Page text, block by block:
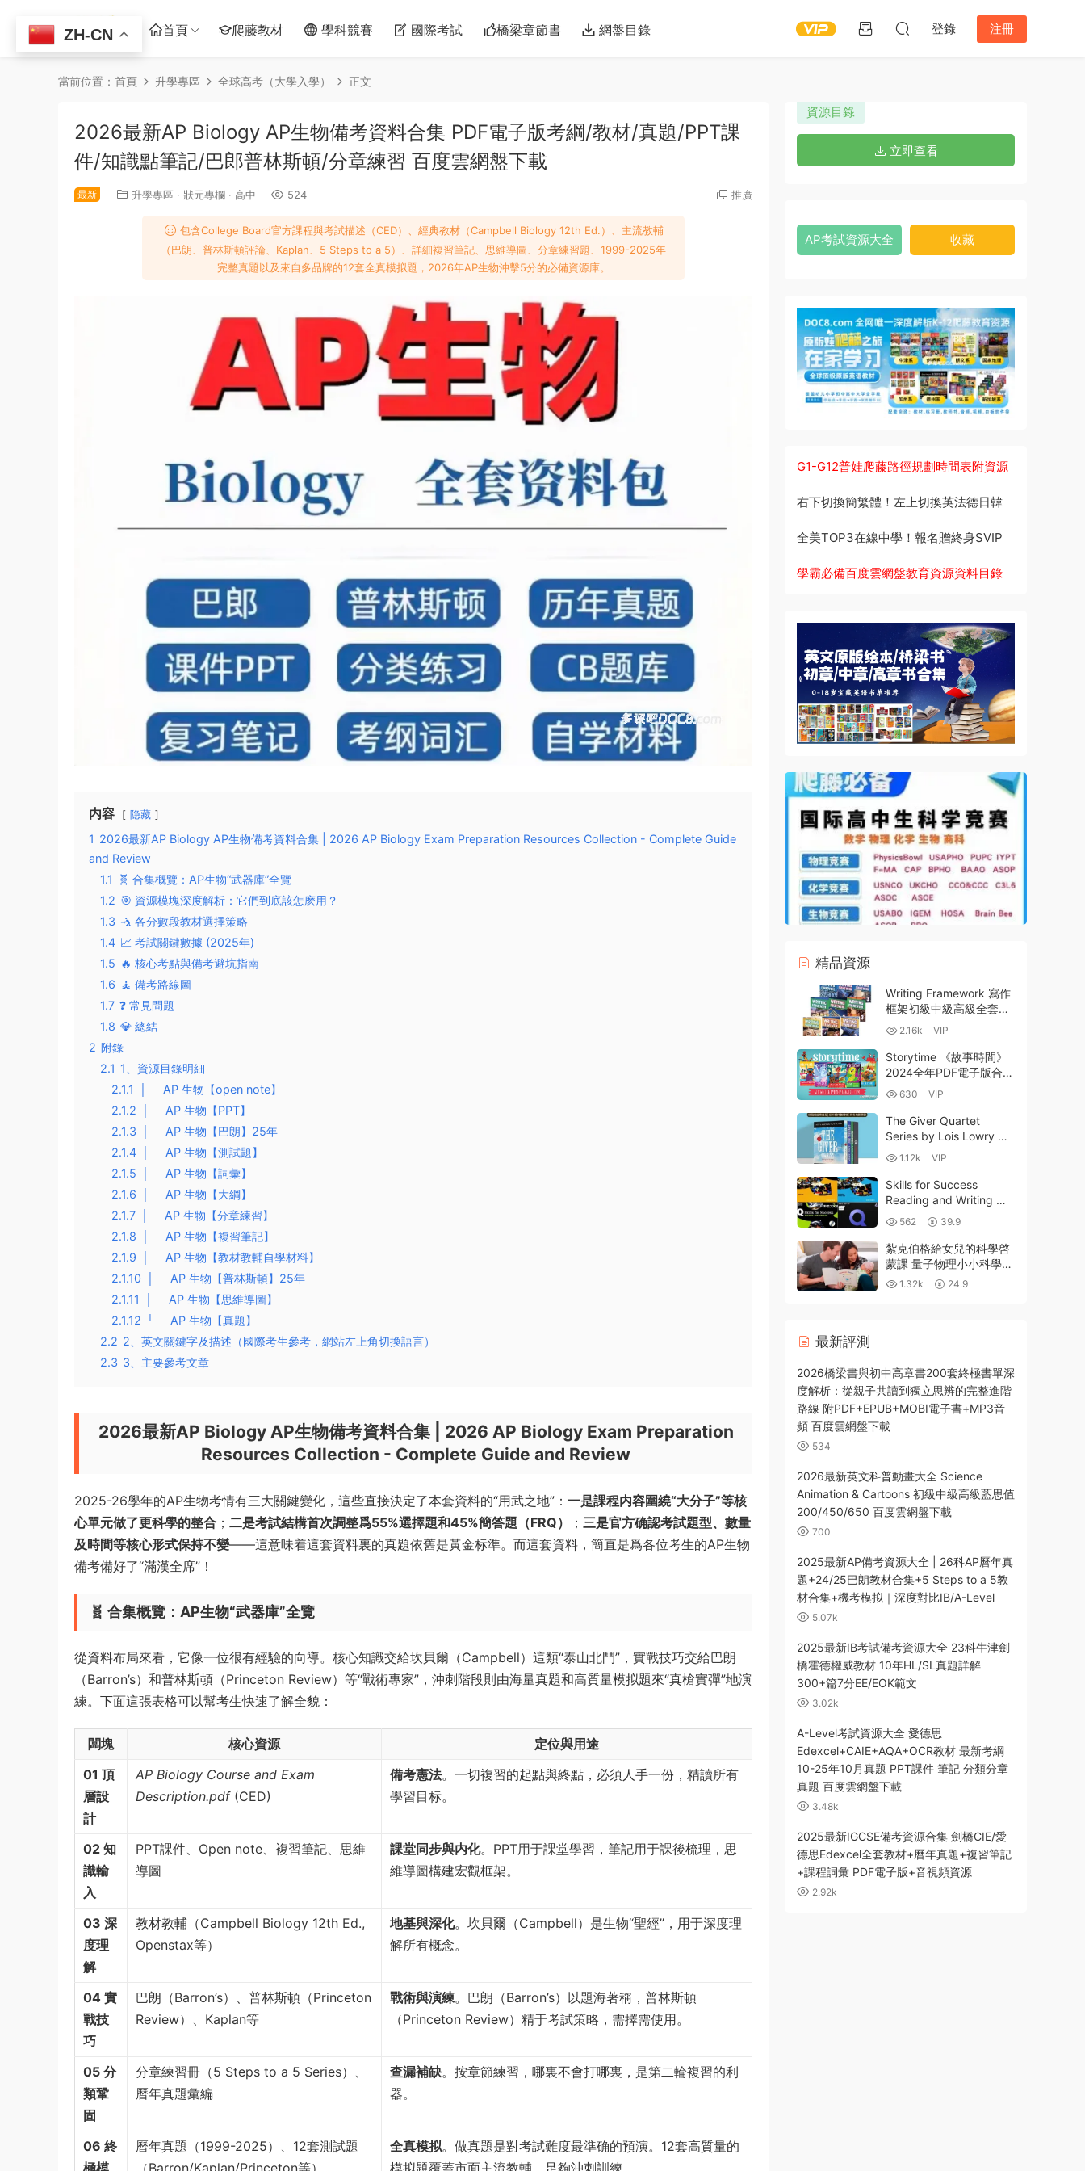
首頁 爬藤教材 學科競賽 國際考試 橋梁章節書 網盤目錄 登錄 注冊
當前位置： 首頁 升學專區 全球高考（大學入學） 正文
2026最新AP Biology AP生物備考資料合集 PDF電子版考綱/教材/真題/PPT課
件/知識點筆記/巴郎普林斯頓/分章練習 百度雲網盤下載
最新 升學專區 · 狀元專欄 · 高中 524 推廣
包含College Board官方課程與考試描述（CED）、經典教材（Campbell Biology 12th Ed.）、主流教輔
（巴朗、普林斯頓評論、Kaplan、5 Steps to a 5）、詳細複習筆記、思維導圖、分章練習題、1999-2025年
完整真題以及來自多品牌的12套全真模拟題，2026年AP生物沖擊5分的必備資源庫。
内容 隐藏
1 2026最新AP Biology AP生物備考資料合集 | 2026 AP Biology Exam Preparation Resources Collection - Complete Guide
and Review
1.1
🧬 合集概覽：AP生物“武器庫”全覽
1.2 🎯 資源模塊深度解析：它們到底該怎麽用？
1.3 🤺 各分數段教材選擇策略
1.4 📈 考試關鍵數據 (2025年)
1.5 🔥 核心考點與備考避坑指南
1.6 🧘 備考路線圖
1.7 ❓ 常見問題
1.8 💎 總結
2 附錄
2.1 1、資源目錄明細
2.1.1
├──AP 生物【open note】
2.1.2
├──AP 生物【PPT】
2.1.3
├──AP 生物【巴朗】25年
2.1.4
├──AP 生物【測試題】
2.1.5
├──AP 生物【詞彙】
2.1.6
├──AP 生物【大綱】
2.1.7
├──AP 生物【分章練習】
2.1.8
├──AP 生物【複習筆記】
2.1.9
├──AP 生物【教材教輔自學材料】
2.1.10
├──AP 生物【普林斯頓】25年
2.1.11
├──AP 生物【思維導圖】
2.1.12
└──AP 生物【真題】
2.2 2、英文關鍵字及描述（國際考生參考，網站左上角切換語言）
2.3 3、主要參考文章
2026最新AP Biology AP生物備考資料合集 | 2026 AP Biology Exam Preparation
Resources Collection - Complete Guide and Review
2025-26學年的AP生物考情有三大關鍵變化，這些直接決定了本套資料的“用武之地”： 一是課程内容圍繞“大分子”等核
心單元做了更科學的整合 ； 二是考試結構首次調整爲55%選擇題和45%簡答題（FRQ） ； 三是官方确認考試題型、數量
及時間等核心形式保持不變——這意味着這套資料裏的真題依舊是黃金标準。而這套資料，簡直是爲各位考生的AP生物
備考備好了“滿漢全席”！
🧬 合集概覽：AP生物“武器庫”全覽
從資料布局來看，它像一位很有經驗的向導。核心知識交給坎貝爾（Campbell）這類“泰山北鬥”，實戰技巧交給巴朗
（Barron’s）和普林斯頓（Princeton Review）等“戰術專家”，沖刺階段則由海量真題和高質量模拟題來“真槍實彈”地演
練。下面這張表格可以幫考生快速了解全貌：
闆塊 核心資源
定位與用途
01 頂
層設
計
AP Biology Course and Exam
Description.pdf(CED)
備考憲法。一切複習的起點與終點，必須人手一份，精讀所有
學習目标。
02 知
識輸
入
PPT課件、Open note、複習筆記、思維
導圖
課堂同步與内化。PPT用于課堂學習，筆記用于課後梳理，思
維導圖構建宏觀框架。
03 深
度理
解
教材教輔（Campbell Biology 12th Ed.,
Openstax等）
地基與深化。坎貝爾（Campbell）是生物“聖經”，用于深度理
解所有概念。
04 實
戰技
巧
巴朗（Barron’s）、普林斯頓（Princeton
Review）、Kaplan等
戰術與演練。巴朗（Barron’s）以題海著稱，普林斯頓
（Princeton Review）精于考試策略，需擇需使用。
05 分
類鞏
固
分章練習冊（5 Steps to a 5 Series）、
曆年真題彙編
查漏補缺。按章節練習，哪裏不會打哪裏，是第二輪複習的利
器。
06 終
極模
曆年真題（1999-2025）、12套測試題
（Barron/Kaplan/Princeton等）
全真模拟。做真題是對考試難度最準确的預演。12套高質量的
模拟題覆蓋市面主流教輔，足夠沖刺訓練。
資源目錄
立即查看
AP考試資源大全 收藏
G1-G12普娃爬藤路徑規劃時間表附資源
右下切換簡繁體！左上切換英法德日韓
全美TOP3在線中學！報名贈終身SVIP
學霸必備百度雲網盤教育資源資料目錄
精品資源
Writing Framework 寫作
框架初級中級高級全套資
源含答案 全彩高清PDF
百度雲網盤下載
2.16k VIP
Storytime 《故事時間》
2024全年PDF電子版合集
英國兒童文學故事畫報雜
志 百度網盤
630 VIP
The Giver Quartet
Series by Lois Lowry 記
憶傳授人四部曲（英文
版）EPUB+MOBI+MP3
音頻+電影 百度網盤
1.12k VIP
Skills for Success
Reading and Writing 牛
津學術英語成功系列Q技
能第二版PDF電子版+全
球同類讀寫教材橫向對比
評測
562 39.9
紮克伯格給女兒的科學啓
蒙課 量子物理小小科學家
克裏斯·費裏 Chris
1.32k 24.9
最新評測
2026橋梁書與初中高章書200套終極書單深
度解析：從親子共讀到獨立思辨的完整進階
路線 附PDF+EPUB+MOBI電子書+MP3音
頻 百度雲網盤下載
534
2026最新英文科普動畫大全 Science
Animation & Cartoons 初級中級高級藍思值
200/450/650 百度雲網盤下載
700
2025最新AP備考資源大全 | 26科AP曆年真
題+24/25巴朗教材合集+5 Steps to a 5教
材合集+機考模拟｜深度對比IB/A-Level
5.07k
2025最新IB考試備考資源大全 23科牛津劍
橋霍德權威教材 10年HL/SL真題詳解
300+篇7分EE/EOK範文
3.02k
A-Level考試資源大全 愛德思
Edexcel+CAIE+AQA+OCR教材 最新考綱
10-25年10月真題 PPT課件 筆記 分類分章
真題 百度雲網盤下載
3.48k
2025最新IGCSE備考資源合集 劍橋CIE/愛
德思Edexcel全套教材+曆年真題+複習筆記
+課程詞彙 PDF電子版+音視頻資源
2.92k
ZH-CN